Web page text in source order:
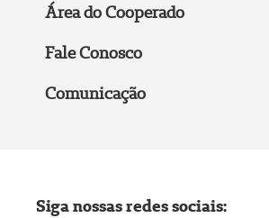
Área do Cooperado
Fale Conosco
Comunicação
Siga nossas redes sociais: